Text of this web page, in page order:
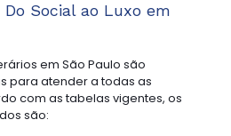
Social ao Luxo em
em São Paulo são
para atender a todas as
com as tabelas vigentes, os
são: